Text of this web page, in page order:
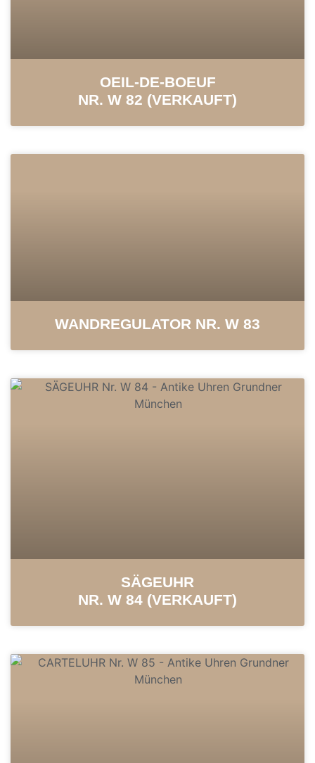
OEIL-DE-BOEUF
NR. W 82 (VERKAUFT)
WAND­REGULATOR NR. W 83
SÄGEUHR
NR. W 84 (VERKAUFT)